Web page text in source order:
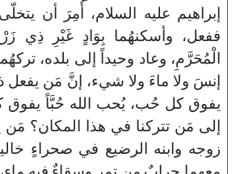
إبراهيم عليه السلام، أُمِرَ أن
ففعل، وأسكنهُما بِوَادٍ غَيْرِ ذِي
الْمُحَرَّمِ، وعاد وحيداً إلى بلده،
إنسَ ولا ماءَ ولا شيء، إنَّ مَن يفعل
يفوق كل حُب، يُحب الله حُبَّاً
إلى مَن تتركنا في هذا المكان؟
زوجه وابنه الرضيع في صحراءٍ
معهما جِرابٌ من تمرٍ وسقاءٌ فيه ماء،